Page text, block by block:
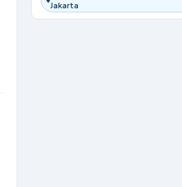
Jakarta